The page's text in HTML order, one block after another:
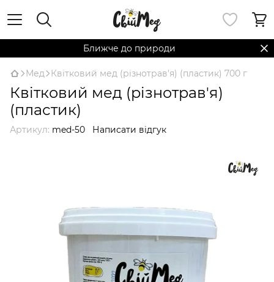
Ближче до природи
Мед Квітковий мед (різнотрав'я) (пластик) 700 г
Квітковий мед (різнотрав'я)
(пластик)
Артикул: med-50 Написати відгук